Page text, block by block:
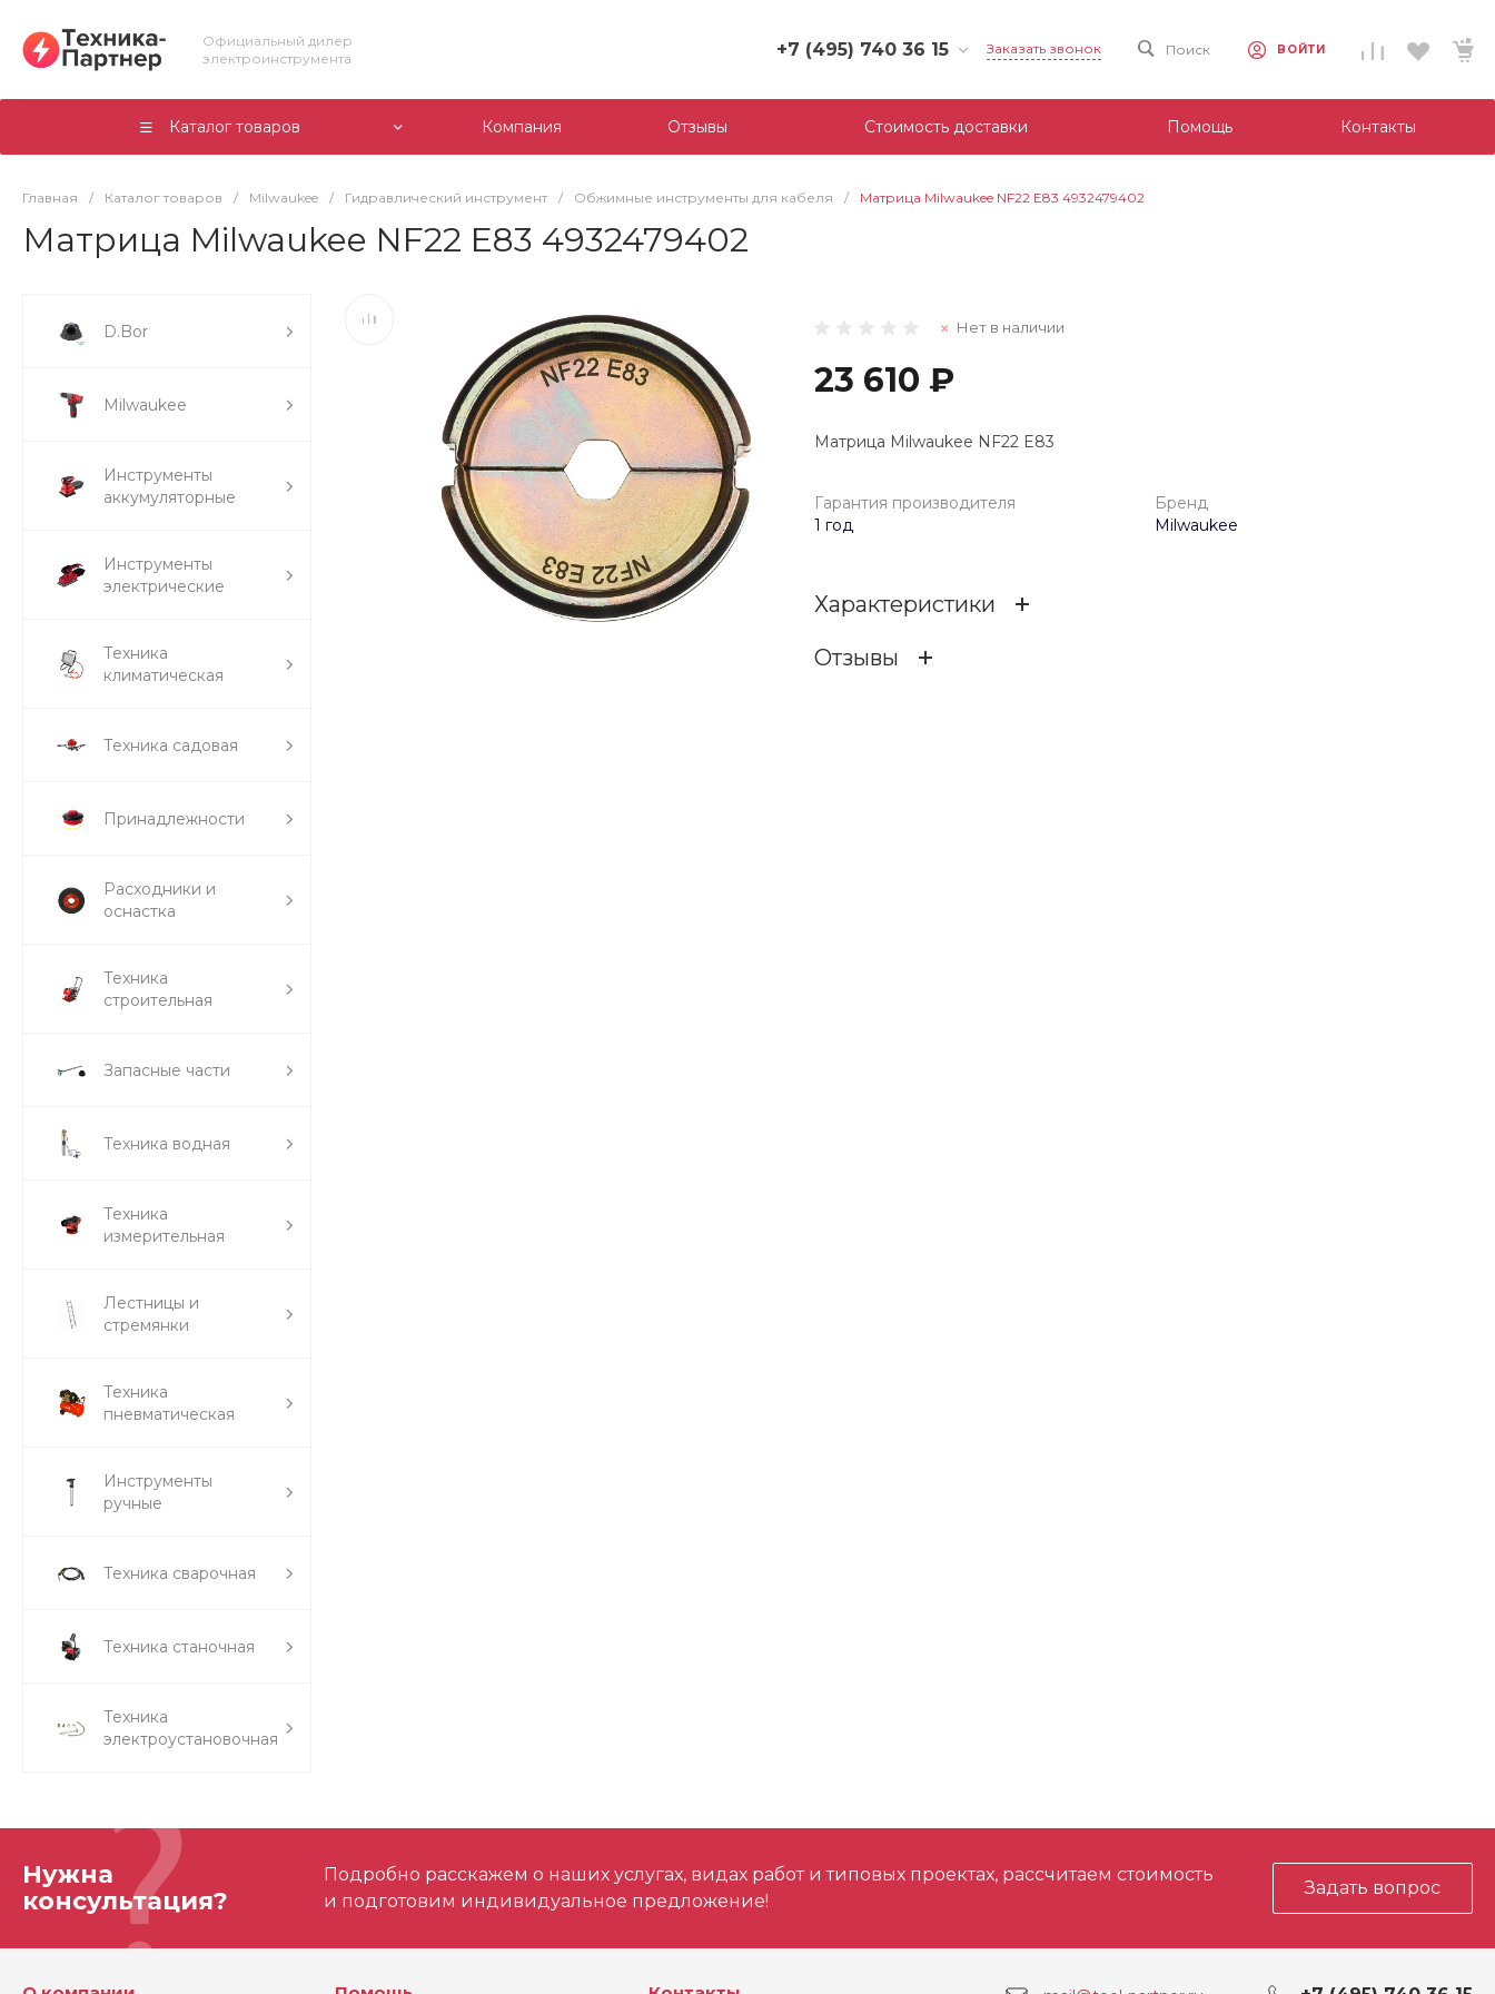
Официальный дилер
электроинструмента
+7 (495) 740 36 15
+7 (495) 740 36 15
г. Москва, Филевский
Заказать звонок Поиск ВОЙТИ
Каталог товаров Компания Отзывы Стоимость доставки Помощь Контакты
Главная / Каталог товаров / Milwaukee / Гидравлический инструмент / Обжимные инструменты для кабеля / Матрица Milwaukee NF22 E83 4932479402
Матрица Milwaukee NF22 E83 4932479402
D.Bor
Milwaukee
Инструменты
аккумуляторные
Инструменты
электрические
Техника
климатическая
Техника садовая
Принадлежности
Расходники и
оснастка
Техника
строительная
Запасные части
Техника водная
Техника
измерительная
Лестницы и
стремянки
Техника
пневматическая
Инструменты
ручные
Техника сварочная
Техника станочная
Техника
электроустановочная
Нет в наличии
23 610 ₽
Матрица Milwaukee NF22 E83
Гарантия производителя
1 год
Бренд
Milwaukee
Характеристики
Отзывы
Нужна
консультация?
Подробно расскажем о наших услугах, видах работ и типовых проектах, рассчитаем стоимость
и подготовим индивидуальное предложение!
Задать вопрос